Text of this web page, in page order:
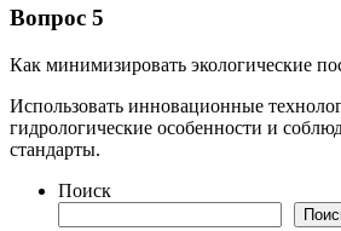
Вопрос 5
Как минимизировать экологические
Использовать инновационные
гидрологические особенности и
стандарты.
Поиск